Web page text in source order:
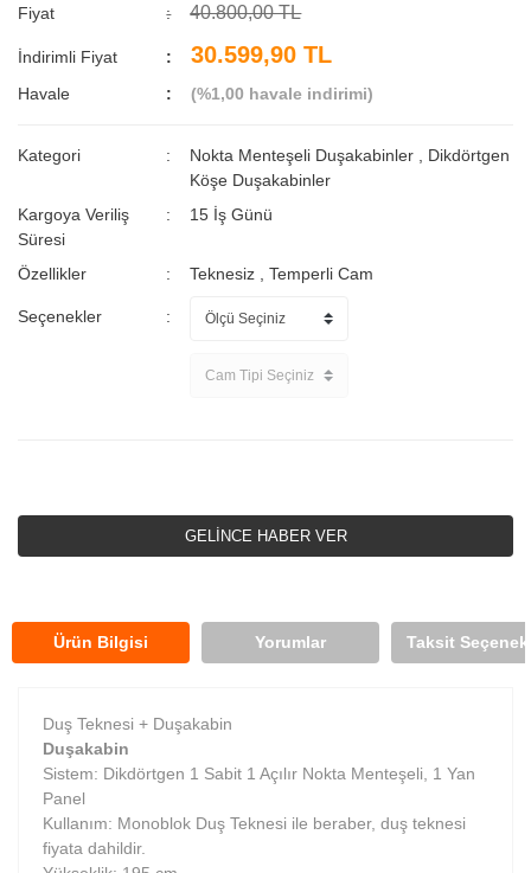
Fiyat 40.800,00 TL
İndirimli Fiyat 30.599,90 TL
Havale (%1,00 havale indirimi)
Kategori Nokta Menteşeli Duşakabinler
Dikdörtgen
Köşe Duşakabinler
Kargoya Veriliş
Süresi
15 İş Günü
Özellikler Teknesiz ,Temperli Cam
Seçenekler
GELİNCE HABER VER
Ürün Bilgisi Yorumlar Taksit
Duş Teknesi + Duşakabin
Duşakabin
Sistem: Dikdörtgen 1 Sabit 1 Açılır Nokta Menteşeli, 1 Yan
Panel
Kullanım: Monoblok Duş Teknesi ile beraber, duş teknesi
fiyata dahildir.